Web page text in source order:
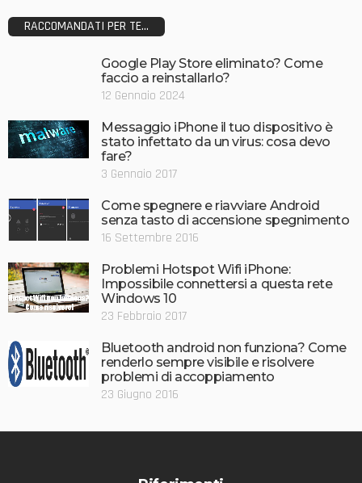
RACCOMANDATI PER TE...
Google Play Store eliminato? Come
faccio a reinstallarlo?
12 Gennaio 2024
Messaggio iPhone il tuo dispositivo è
stato infettato da un virus: cosa devo
fare?
3 Gennaio 2017
Come spegnere e riavviare Android
senza tasto di accensione spegnimento
16 Settembre 2016
Problemi Hotspot Wifi iPhone:
Impossibile connettersi a questa rete
Windows 10
23 Febbraio 2017
Bluetooth android non funziona? Come
renderlo sempre visibile e risolvere
problemi di accoppiamento
23 Giugno 2016